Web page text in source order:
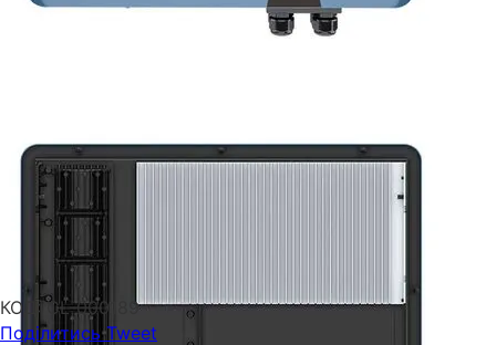
КОД: CL-000189
Поділитись Tweet